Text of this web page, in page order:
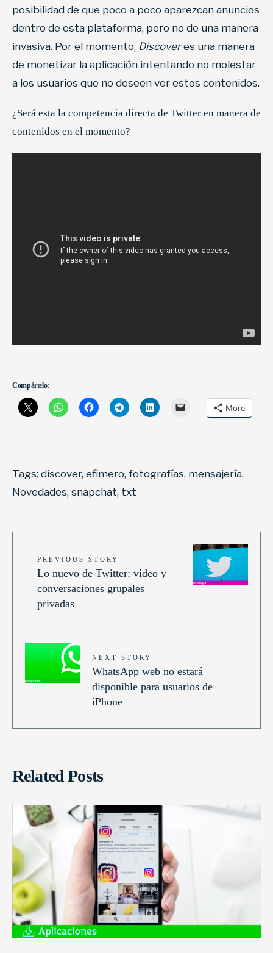
posibilidad de que poco a poco aparezcan anuncios
dentro de esta plataforma, pero no de una manera
invasiva. Por el momento, Discoveres una manera
de monetizar la aplicación intentando no molestar
a los usuarios que no deseen ver estos contenidos.
¿Será esta la competencia directa de Twitter en manera de
contenidos en el momento?
Compártelo:
More
Tags: discover, efimero, fotografías, mensajería,
Novedades, snapchat, txt
PREVIOUS STORY
Lo nuevo de Twitter: video y
conversaciones grupales
privadas
NEXT STORY
WhatsApp web no estará
disponible para usuarios de
iPhone
Related Posts